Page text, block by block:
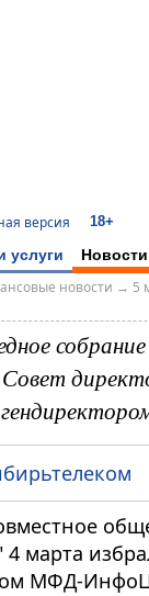
версия 18+
услуги Новости
новости → 5
марта
МФД-